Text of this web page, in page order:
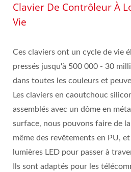
Clavier De Contrôleur À
Vie
Ces claviers ont un cycle de vie
pressés jusqu'à 500 000 - 30
dans toutes les couleurs et
Les claviers en caoutchouc
assemblés avec un dôme en
surface, nous pouvons faire de
même des revêtements en PU,
lumières LED pour passer à
Ils sont adaptés pour les